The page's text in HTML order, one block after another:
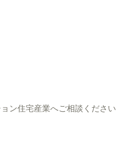
ン住宅産業へご相談ください